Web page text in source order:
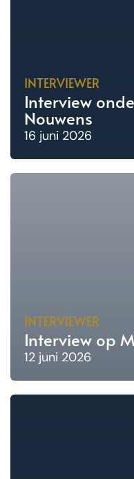
INTERVIEWER
Interview
Nouwens
16 juni 2026
INTERVIEWER
Interview op
12 juni 2026